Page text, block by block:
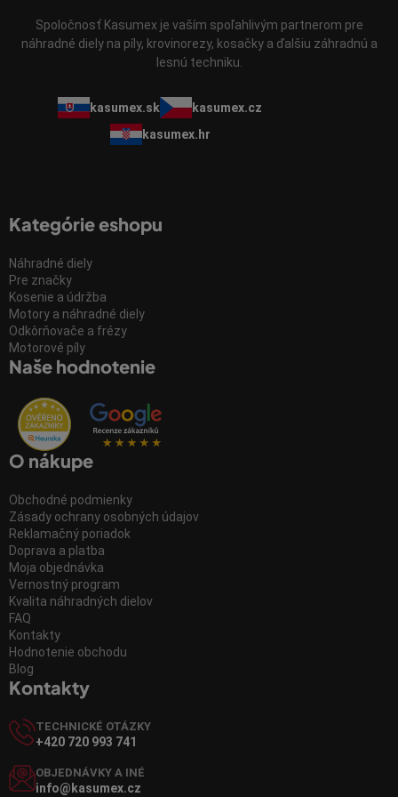
Spoločnosť Kasumex je vaším spoľahlivým partnerom pre
náhradné diely na píly, krovinorezy, kosačky a ďalšiu záhradnú a
lesnú techniku.
kasumex.sk
kasumex.cz
kasumex.hr
Kategórie eshopu
Náhradné diely
Pre značky
Kosenie a údržba
Motory a náhradné diely
Odkôrňovače a frézy
Motorové píly
Naše hodnotenie
O nákupe
Obchodné podmienky
Zásady ochrany osobných údajov
Reklamačný poriadok
Doprava a platba
Moja objednávka
Vernostný program
Kvalita náhradných dielov
FAQ
Kontakty
Hodnotenie obchodu
Blog
Kontakty
TECHNICKÉ OTÁZKY
+420 720 993 741
OBJEDNÁVKY A INÉ
info@kasumex.cz